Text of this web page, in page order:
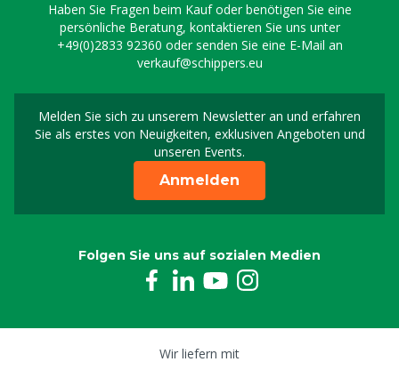
Haben Sie Fragen beim Kauf oder benötigen Sie eine
persönliche Beratung, kontaktieren Sie uns unter
+49(0)2833 92360 oder senden Sie eine E-Mail an
verkauf@schippers.eu
Melden Sie sich zu unserem Newsletter an und erfahren
Sie als erstes von Neuigkeiten, exklusiven Angeboten und
unseren Events.
Melden Sie sich für
Anmelden
Folgen Sie uns auf sozialen Medien
Wir liefern mit